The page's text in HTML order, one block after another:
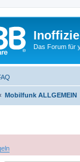
Das Forum für
Mobilfunk ALLGEMEIN